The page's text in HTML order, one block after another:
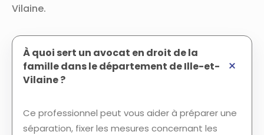
Vilaine.
À quoi sert un avocat en droit de la
famille dans le département de Ille-et-
Vilaine ?
Ce professionnel peut vous aider à préparer une
séparation, fixer les mesures concernant les